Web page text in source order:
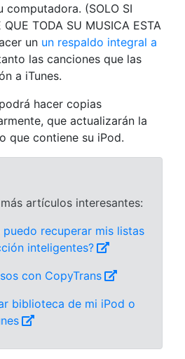
computadora. (SOLO SI
QUE TODA SU MUSICA ESTA
un un respaldo integral a
las canciones que las
a iTunes.
hacer copias
que actualizarán la
que contiene su iPod.
artículos interesantes:
puedo recuperar mis listas
inteligentes?
con CopyTrans
biblioteca de mi iPod o